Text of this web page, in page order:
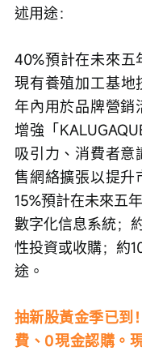
述用途：
40%預計在未來五
現有養殖加工基地
年內用於品牌營銷
增強「
吸引力、消費者意
售網絡擴張以提升
15%預計在未來五
數字化信息系統；
性投資或收購；約
途。
抽新股黃金季已到
費、0現金認購。